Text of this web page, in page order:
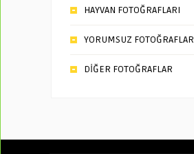
HAYVAN FOTOĞRAFLARI
YORUMSUZ FOTOĞRAFLAR
DİĞER FOTOĞRAFLAR